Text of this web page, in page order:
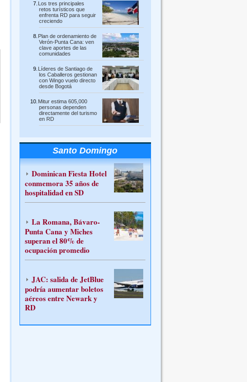
Los tres principales
retos turísticos que
enfrenta RD para seguir
creciendo
Plan de ordenamiento de
Verón-Punta Cana: ven
clave aportes de las
comunidades
Líderes de Santiago de
los Caballeros gestionan
con Wingo vuelo directo
desde Bogotá
Mitur estima 605,000
personas dependen
directamente del turismo
en RD
Santo Domingo
Dominican Fiesta Hotel
conmemora 35 años de
hospitalidad en SD
La Romana, Bávaro-
Punta Cana y Miches
superan el 80% de
ocupación promedio
JAC: salida de JetBlue
podría aumentar boletos
aéreos entre Newark y
RD